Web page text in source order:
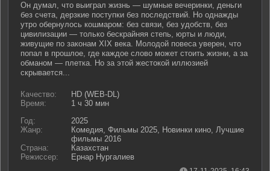
Он думал, что выиграл жизнь — шумные вечеринки, деньги
без счета, дерзкие поступки без последствий. Но однажды
утро обернулось кошмаром: без связи, без удобств, без
цивилизации — только бескрайняя степь, юрты и люди,
живущие по законам XIX века. Молодой повеса уверен, что
попал в прошлое, где каждое слово может стоить жизни, а за
обманом — плетка. Но за этой жестокой иллюзией
скрывается...
Качество:
HD (WEB-DL)
Время:
1 ч 30 мин
Год:
2025
Жанр:
Комедия, Фильмы 2025, Новинки кино, Лучшие
фильмы 2016
Страна:
Казахстан
Режиссер:
Ернар Нургалиев